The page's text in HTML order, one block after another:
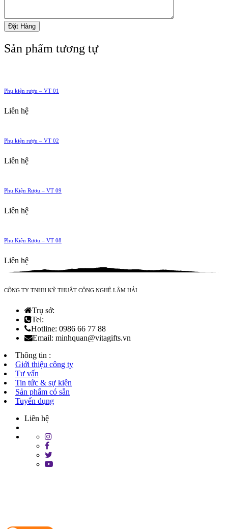
Sản phẩm tương tự
Phụ kiện rượu – VT 01
Liên hệ
Phụ kiện rượu – VT 02
Liên hệ
Phụ Kiện Rượu – VT 09
Liên hệ
Phụ Kiện Rượu – VT 08
Liên hệ
CÔNG TY TNHH KỸ THUẬT CÔNG NGHỆ LÂM HẢI
Trụ sở:
Tel:
Hotline: 0986 66 77 88
Email: minhquan@vitagifts.vn
Thông tin :
Giới thiệu công ty
Tư vấn
Tin tức & sự kiện
Sản phẩm có sẵn
Tuyển dụng
Liên hệ